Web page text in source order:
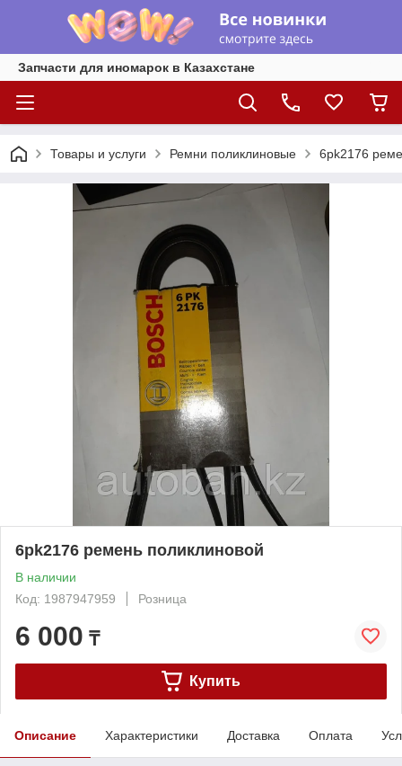
Запчасти для иномарок в Казахстане
Товары и услуги Ремни поликлиновые 6pk2176
6pk2176 ремень поликлиновой
В наличии
Код: 1987947959
Розница
6 000 ₸
Купить
Описание Характеристики Доставка Оплата